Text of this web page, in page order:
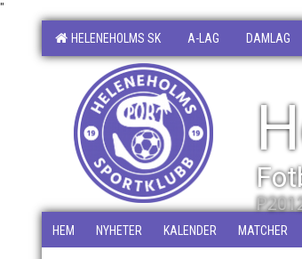
"
HELENEHOLMS SK A-LAG DAMLAG
HEM NYHETER KALENDER MATCHER